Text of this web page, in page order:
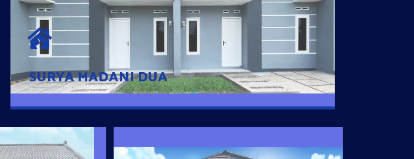
SURYA MADANI DUA
SURYA MADANI DUA
Satu-satunya Hunian nyaman dengan harga subsidi hanya 100
jutaan dengan lokasi strategis di Tuban